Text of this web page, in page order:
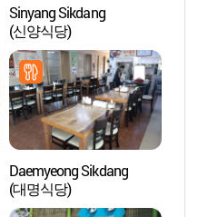
Sinyang Sikdang
(신양식당)
Daemyeong Sikdang
(대명식당)